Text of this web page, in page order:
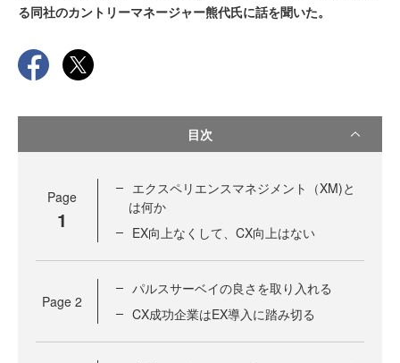
る同社のカントリーマネージャー熊代氏に話を聞いた。
目次
Page
1
エクスペリエンスマネジメント（XM)と
は何か
EX向上なくして、CX向上はない
Page 2
パルスサーベイの良さを取り入れる
CX成功企業はEX導入に踏み切る